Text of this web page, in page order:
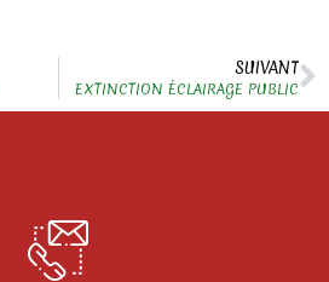
SUIVANT
EXTINCTION ÉCLAIRAGE PUBLIC